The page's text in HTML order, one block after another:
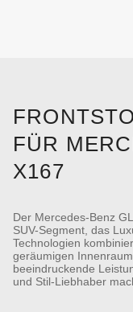
ÜR
167
Der Mercedes-Benz
SUV-Segment, das
Technologien
geräumigen
beeindruckende
und Stil-Liebhaber